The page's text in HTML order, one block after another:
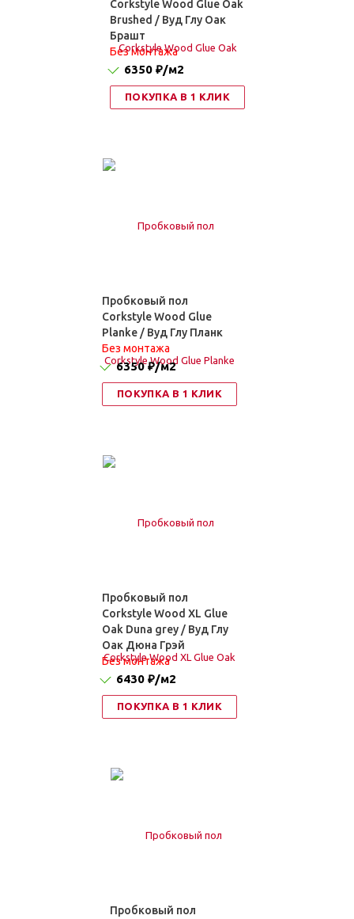
Corkstyle Wood Glue Oak
Brushed / Вуд Глу Оак
Брашт
Без монтажа
6350 ₽/м2
ПОКУПКА В 1 КЛИК
Пробковый пол
Corkstyle Wood Glue
Planke / Вуд Глу Планк
Без монтажа
6350 ₽/м2
ПОКУПКА В 1 КЛИК
Пробковый пол
Corkstyle Wood XL Glue
Oak Duna grey / Вуд Глу
Оак Дюна Грэй
Без монтажа
6430 ₽/м2
ПОКУПКА В 1 КЛИК
Пробковый пол